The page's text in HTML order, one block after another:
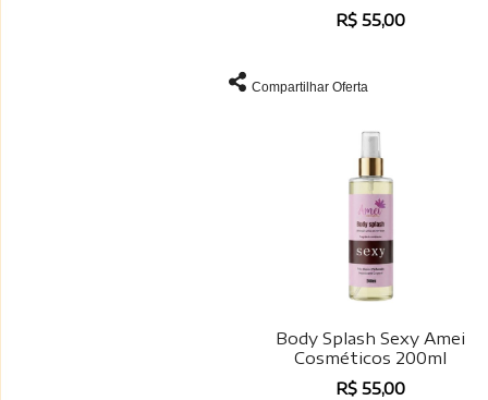
R$ 55,00
Compartilhar Oferta
Body Splash Sexy Amei
Cosméticos 200ml
R$ 55,00